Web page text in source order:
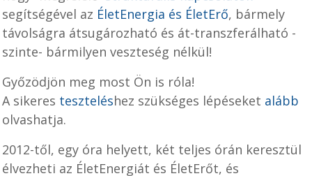
segítségével az ÉletEnergia és ÉletErő, bármely
távolságra átsugározható és át-transzferálható -
szinte- bármilyen veszteség nélkül!
Győzödjön meg most Ön is róla!
A sikeres teszteléshez szükséges lépéseket alább
olvashatja.
2012-től, egy óra helyett, két teljes órán keresztül
élvezheti az ÉletEnergiát és ÉletErőt, és